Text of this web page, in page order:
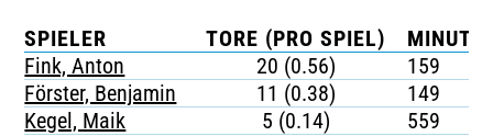
SPIELER TORE (PRO SPIEL)
Fink, Anton
20 (0.56)
159
Förster, Benjamin
11 (0.38)
149
Kegel, Maik
5 (0.14)
559